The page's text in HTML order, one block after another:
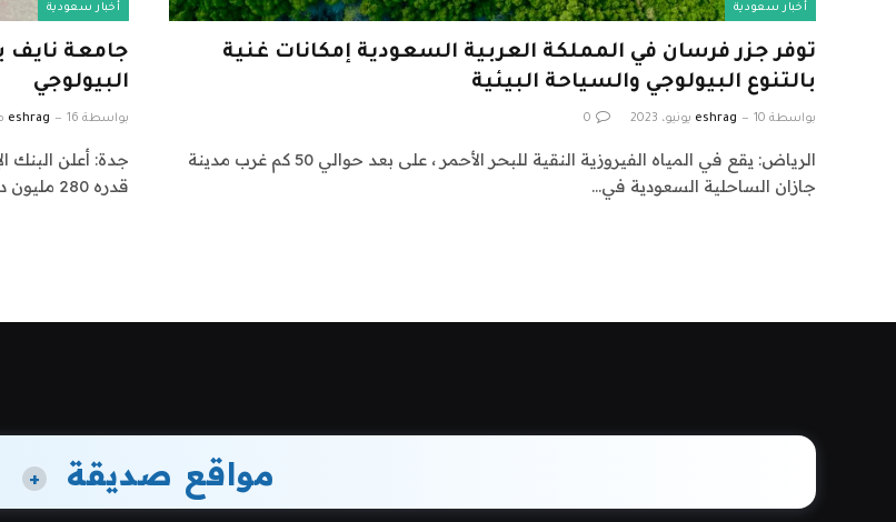
أخبار سعودية
توفر جزر فرسان في المملكة العربية السعودية إمكانات غنية
بالتنوع البيولوجي والسياحة البيئية
بواسطة eshrag 10 يونيو، 2023 0
الرياض: يقع في المياه الفيروزية النقية للبحر الأحمر ، على بعد حوالي 50 كم غرب مدينة
جازان الساحلية السعودية في…
أخبار سعودية
جامعة نايف
البيولوجي
بواسطة eshrag 16 مايو، 2023
جدة: أعلن البنك
قدره 280 مليون دولار للتمويل المبتكر للتعليم…
مواقع صديقة +